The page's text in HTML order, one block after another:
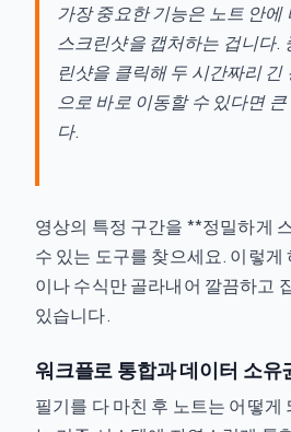
가장 중요한 기능은 노트 안
스크린샷을 캡처하는 겁니다.
린샷을 클릭해 두 시간짜리 긴
으로 바로 이동할 수 있다면
다.
영상의 특정 구간을 **정밀하게
수 있는 도구를 찾으세요. 이렇게
이나 수식만 골라내어 깔끔하고
있습니다.
워크플로 통합과 데이터 소유
필기를 다 마친 후 노트는 어떻게